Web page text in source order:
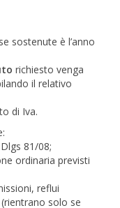
sostenute è l’anno
richiesto venga
il relativo
di Iva.
81/08;
ordinaria previsti
reflui
(rientrano solo se